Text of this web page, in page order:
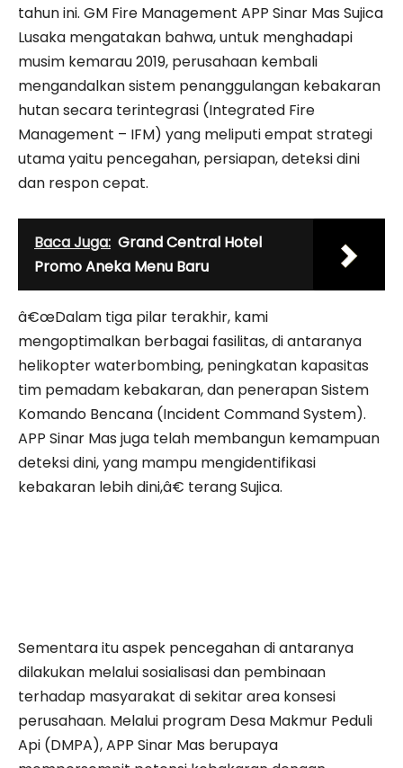
tahun ini. GM Fire Management APP Sinar Mas Sujica
Lusaka mengatakan bahwa, untuk menghadapi
musim kemarau 2019, perusahaan kembali
mengandalkan sistem penanggulangan kebakaran
hutan secara terintegrasi (Integrated Fire
Management – IFM) yang meliputi empat strategi
utama yaitu pencegahan, persiapan, deteksi dini
dan respon cepat.
Baca Juga: Grand Central Hotel
Promo Aneka Menu Baru
â€œDalam tiga pilar terakhir, kami
mengoptimalkan berbagai fasilitas, di antaranya
helikopter waterbombing, peningkatan kapasitas
tim pemadam kebakaran, dan penerapan Sistem
Komando Bencana (Incident Command System).
APP Sinar Mas juga telah membangun kemampuan
deteksi dini, yang mampu mengidentifikasi
kebakaran lebih dini,â€ terang Sujica.
Sementara itu aspek pencegahan di antaranya
dilakukan melalui sosialisasi dan pembinaan
terhadap masyarakat di sekitar area konsesi
perusahaan. Melalui program Desa Makmur Peduli
Api (DMPA), APP Sinar Mas berupaya